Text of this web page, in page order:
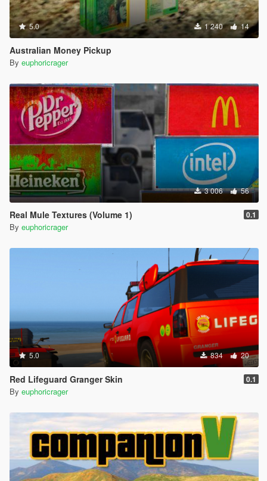
5.0 1 240 14
Australian Money Pickup
By euphoricrager
3 006 56
Real Mule Textures (Volume 1) 0.1
By euphoricrager
5.0 834 20
Red Lifeguard Granger Skin 0.1
By euphoricrager